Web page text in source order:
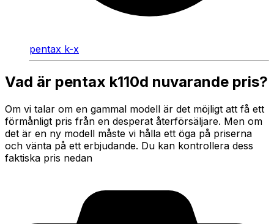
pentax k-x
Vad är pentax k110d nuvarande pris?
Om vi talar om en gammal modell är det möjligt att få ett
förmånligt pris från en desperat återförsäljare. Men om
det är en ny modell måste vi hålla ett öga på priserna
och vänta på ett erbjudande. Du kan kontrollera dess
faktiska pris nedan